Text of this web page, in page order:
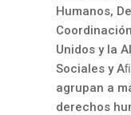
Humanos,
Unidos y la
Sociales y
agrupan a
derechos